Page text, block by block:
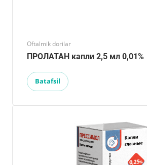
Oftalmik dorilar
ПРОЛАТАН капли 2,5 мл 0,01%
Batafsil